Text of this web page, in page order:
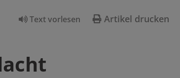
Text vorlesen Artikel drucken